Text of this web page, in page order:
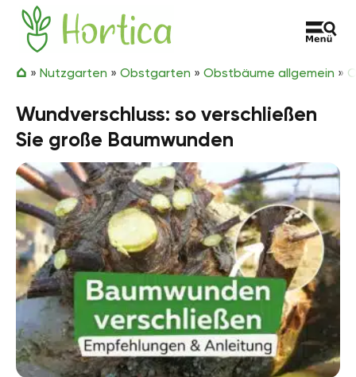
Zum Inhalt springen
Hortica
» Nutzgarten » Obstgarten » Obstbäume allgemein »
Wundverschluss: so verschließen
Sie große Baumwunden